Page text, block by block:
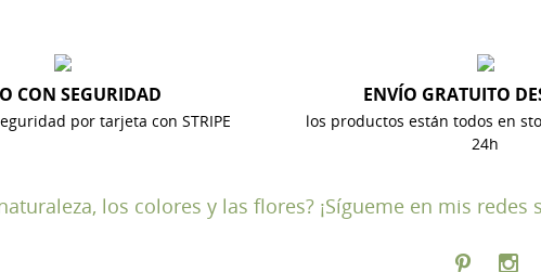
CON SEGURIDAD
por tarjeta con STRIPE
ENVÍO GRATUITO
los productos están todos en
24h
los colores y las flores? ¡Sígueme en mis